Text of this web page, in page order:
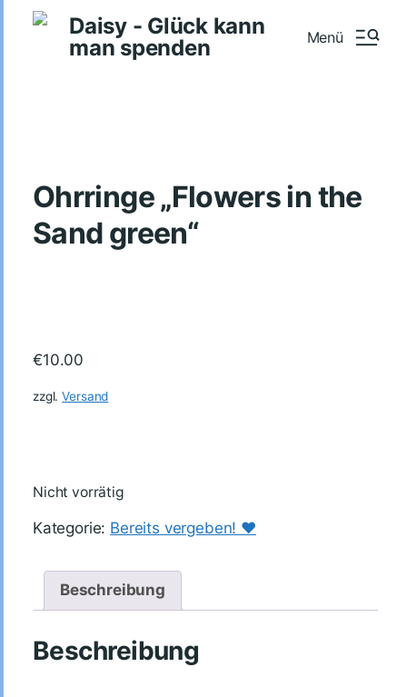
Daisy - Glück kann
man spenden
Menü
Ohrringe „Flowers in the
Sand green“
€10.00
zzgl.Versand
Nicht vorrätig
Kategorie: Bereits vergeben! ♥️
Beschreibung
Beschreibung